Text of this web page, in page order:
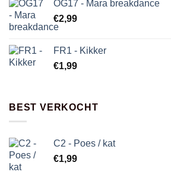
OG17 - Mara breakdance
€2,99
FR1 - Kikker
€1,99
BEST VERKOCHT
C2 - Poes / kat
€1,99